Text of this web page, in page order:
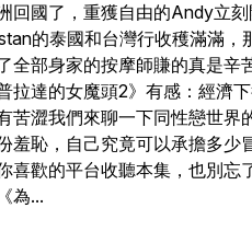
回國了，重獲自由的Andy立
的泰國和台灣行收穫滿滿，
全部身家的按摩師賺的真是辛
普拉達的女魔頭2》有感：經濟
苦澀我們來聊一下同性戀世界
羞恥，自己究竟可以承擔多少
喜歡的平台收聽本集，也別忘
為...